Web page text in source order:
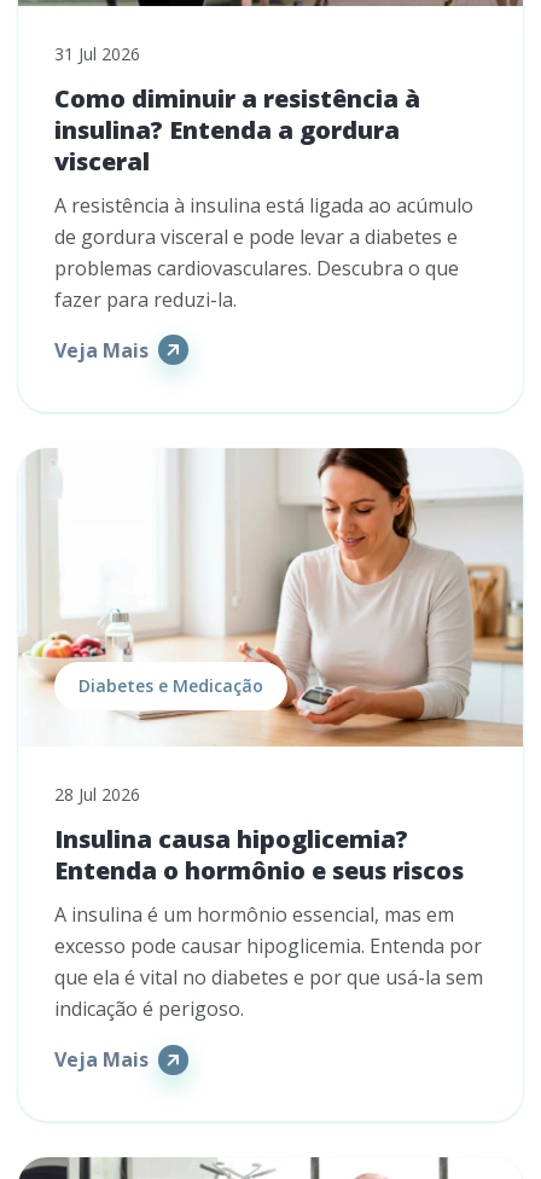
31 Jul 2026
Como diminuir a resistência à
insulina? Entenda a gordura
visceral
A resistência à insulina está ligada ao acúmulo
de gordura visceral e pode levar a diabetes e
problemas cardiovasculares. Descubra o que
fazer para reduzi-la.
Veja Mais
Diabetes e Medicação
28 Jul 2026
Insulina causa hipoglicemia?
Entenda o hormônio e seus riscos
A insulina é um hormônio essencial, mas em
excesso pode causar hipoglicemia. Entenda por
que ela é vital no diabetes e por que usá-la sem
indicação é perigoso.
Veja Mais